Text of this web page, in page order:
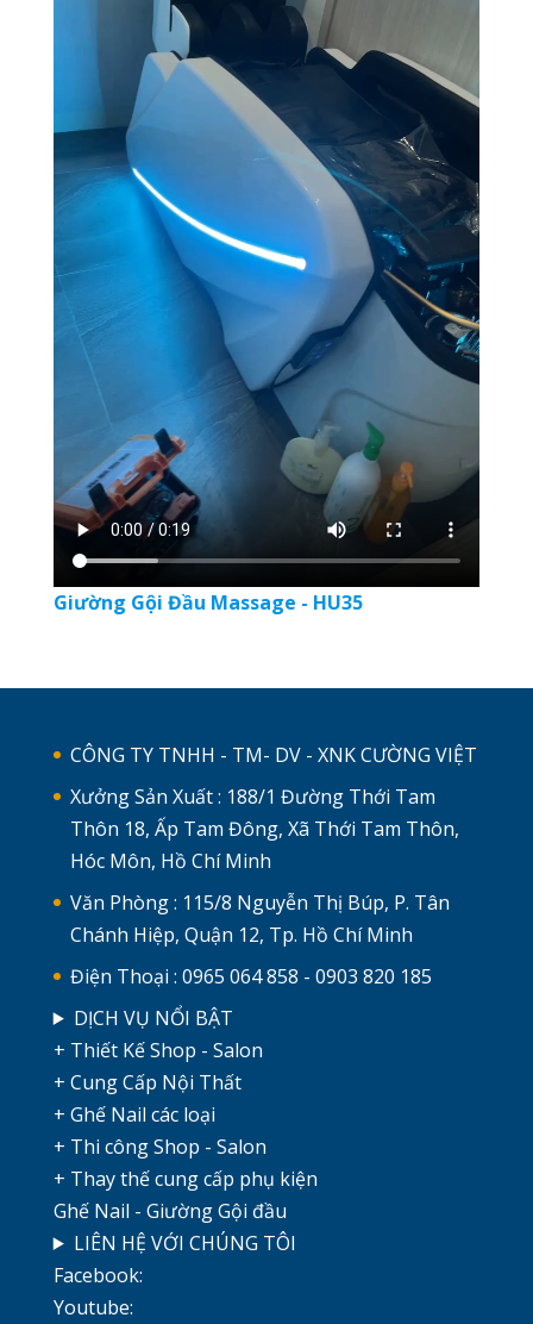
Giường Gội Đầu Massage - HU35
CÔNG TY TNHH - TM- DV - XNK CƯỜNG VIỆT
Xưởng Sản Xuất : 188/1 Đường Thới Tam
Thôn 18, Ấp Tam Đông, Xã Thới Tam Thôn,
Hóc Môn, Hồ Chí Minh
Văn Phòng : 115/8 Nguyễn Thị Búp, P. Tân
Chánh Hiệp, Quận 12, Tp. Hồ Chí Minh
Điện Thoại : 0965 064 858 - 0903 820 185
DỊCH VỤ NỔI BẬT
+ Thiết Kế Shop - Salon
+ Cung Cấp Nội Thất
+ Ghế Nail các loại
+ Thi công Shop - Salon
+ Thay thế cung cấp phụ kiện
Ghế Nail - Giường Gội đầu
LIÊN HỆ VỚI CHÚNG TÔI
Facebook:
Youtube: